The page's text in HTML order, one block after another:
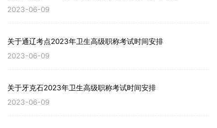
2023-06-09
关于通辽考点2023年卫生高级职称考试时间安排
2023-06-09
关于牙克石2023年卫生高级职称考试时间安排
2023-06-09